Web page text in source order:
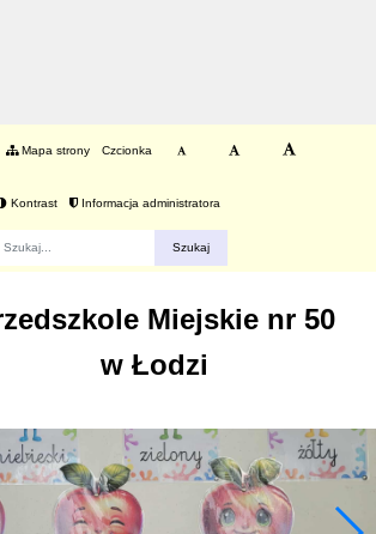
Mapa strony Czcionka
Kontrast Informacja administratora
Miejskie nr 50
w Łodzi